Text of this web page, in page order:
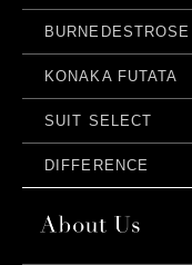
BURNEDESTROSE
KONAKA FUTATA
SUIT SELECT
DIFFERENCE